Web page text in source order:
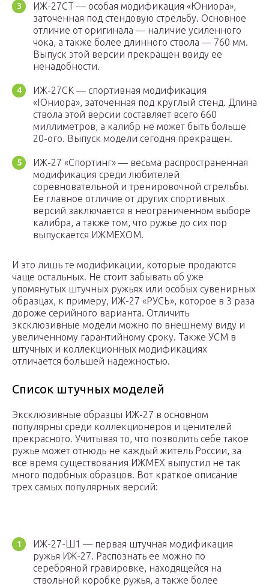
ИЖ-27СТ — особая модификация «Юниора»,
заточенная под стендовую стрельбу. Основное
отличие от оригинала — наличие усиленного
чока, а также более длинного ствола — 760 мм.
Выпуск этой версии прекращен ввиду ее
ненадобности.
ИЖ-27СК — спортивная модификация
«Юниора», заточенная под круглый стенд. Длина
ствола этой версии составляет всего 660
миллиметров, а калибр не может быть больше
20-ого. Выпуск модели сегодня прекращен.
ИЖ-27 «Спортинг» — весьма распространенная
модификация среди любителей
соревновательной и тренировочной стрельбы.
Ее главное отличие от других спортивных
версий заключается в неограниченном выборе
калибра, а также том, что ружье до сих пор
выпускается ИЖМЕХОМ.
И это лишь те модификации, которые продаются
чаще остальных. Не стоит забывать об уже
упомянутых штучных ружьях или особых сувенирных
образцах, к примеру, ИЖ-27 «РУСЬ», которое в 3 раза
дороже серийного варианта. Отличить
эксклюзивные модели можно по внешнему виду и
увеличенному гарантийному сроку. Также УСМ в
штучных и коллекционных модификациях
отличается большей надежностью.
Список штучных моделей
Эксклюзивные образцы ИЖ-27 в основном
популярны среди коллекционеров и ценителей
прекрасного. Учитывая то, что позволить себе такое
ружье может отнюдь не каждый житель России, за
все время существования ИЖМЕХ выпустил не так
много подобных образцов. Вот краткое описание
трех самых популярных версий:
ИЖ-27-Ш1 — первая штучная модификация
ружья ИЖ-27. Распознать ее можно по
серебряной гравировке, находящейся на
ствольной коробке ружья, а также более